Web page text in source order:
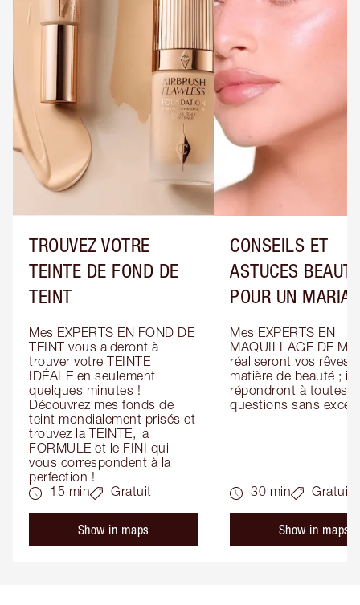
TROUVEZ VOTRE
TEINTE DE FOND DE
TEINT
Mes EXPERTS EN FOND DE
TEINT vous aideront à
trouver votre TEINTE
IDÉALE en seulement
quelques minutes !
Découvrez mes fonds de
teint mondialement prisés et
trouvez la TEINTE, la
FORMULE et le FINI qui
vous correspondent à la
perfection !
15 min
Gratuit
Show in maps
CONSEILS ET
ASTUCES
POUR UN
Mes EXPERTS EN
MAQUILLAGE DE
réaliseront vos rêves
matière de beauté ; ils
répondront à toutes
questions sans
30 min Gratuit
Show in maps